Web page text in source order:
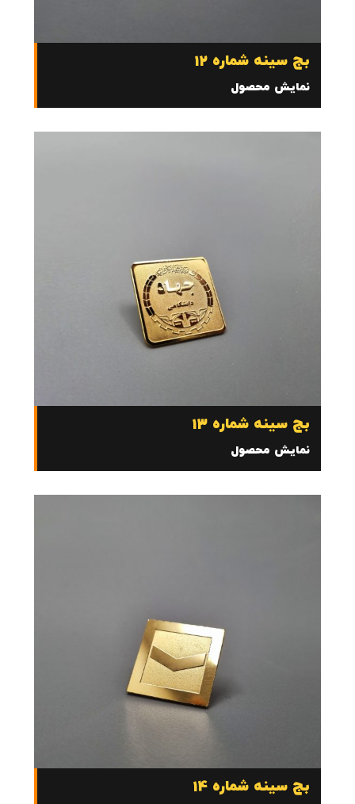
بج سینه شماره 12
نمایش محصول
بج سینه شماره 13
نمایش محصول
بج سینه شماره 14